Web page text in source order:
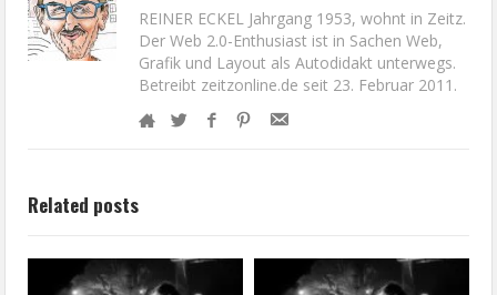
REINER ECKEL Jahrgang 1953, wohnt in Zeitz.
Der Web 2.0-Enthusiast ist in Sachen Web,
Grafik und Layout als Autodidakt unterwegs.
Betreibt zeitzonline.de seit 23. Februar 2011.
Related posts